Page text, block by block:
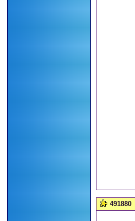
491880